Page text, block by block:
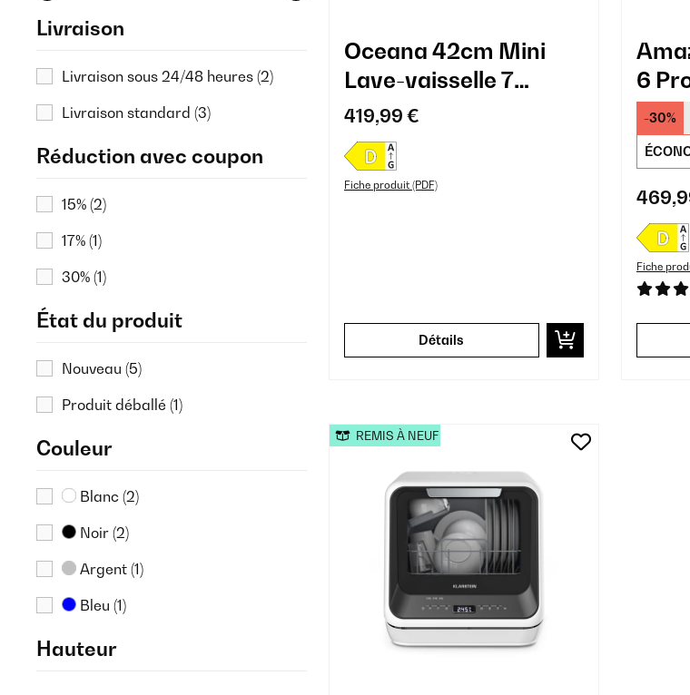
Livraison
Livraison sous 24/48 heures (2)
Livraison standard (3)
Réduction avec coupon
15% (2)
17% (1)
30% (1)
État du produit
Nouveau (5)
Produit déballé (1)
Couleur
Blanc (2)
Noir (2)
Argent (1)
Bleu (1)
Hauteur
Oceana 42cm Mini
Lave-vaisselle 7
Programmes Blanc
419,99 €
Fiche produit (PDF)
Détails
6
-30%
Fiche
REMIS À NEUF